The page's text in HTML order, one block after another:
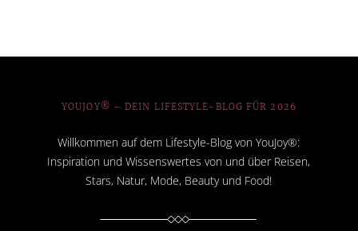
YOUJOY® – DEIN LIFESTYLE-BLOG FÜR 2026
Willkommen auf dem Lifestyle-Blog von YouJoy®:
Inspiration und Wissenswertes von und über Reisen,
Stars, Natur, Mode, Beauty und Food!